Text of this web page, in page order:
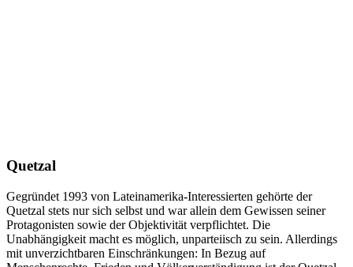
Quetzal
Gegründet 1993 von Lateinamerika-Interessierten gehörte der
Quetzal stets nur sich selbst und war allein dem Gewissen seiner
Protagonisten sowie der Objektivität verpflichtet. Die
Unabhängigkeit macht es möglich, unparteiisch zu sein. Allerdings
mit unverzichtbaren Einschränkungen: In Bezug auf